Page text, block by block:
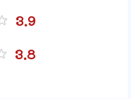
3.9
3.8